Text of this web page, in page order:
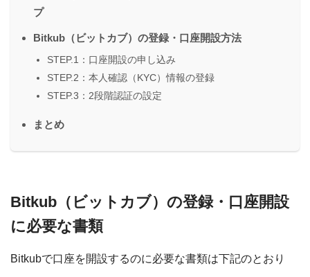
プ
Bitkub（ビットカブ）の登録・口座開設方法
STEP.1：口座開設の申し込み
STEP.2：本人確認（KYC）情報の登録
STEP.3：2段階認証の設定
まとめ
Bitkub（ビットカブ）の登録・口座開設
に必要な書類
Bitkubで口座を開設するのに必要な書類は下記のとおり